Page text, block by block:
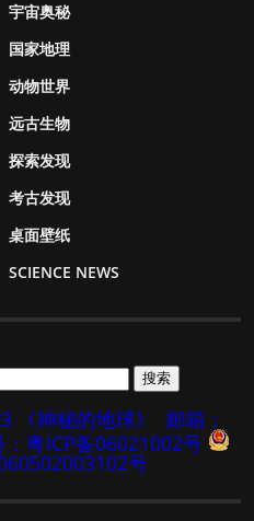
宇宙奥秘
国家地理
动物世界
远古生物
探索发现
考古发现
桌面壁纸
SCIENCE NEWS
《神秘的地球》
邮箱：
：粤ICP备06021002号
号